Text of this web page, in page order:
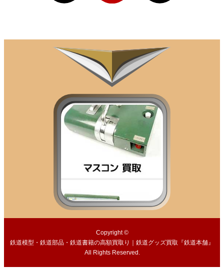
Copyright ©
鉄道模型・鉄道部品・鉄道書籍の高額買取り｜鉄道グッズ買取『鉄道本舗』
All Rights Reserved.